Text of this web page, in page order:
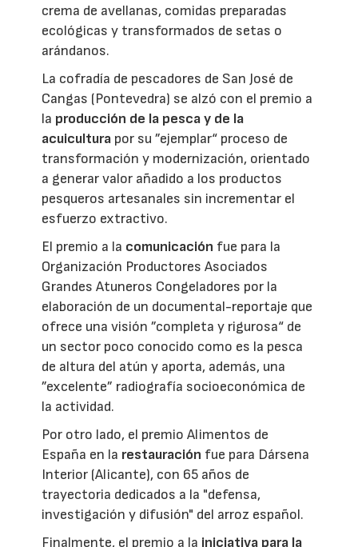
crema de avellanas, comidas preparadas
ecológicas y transformados de setas o
arándanos.
La cofradía de pescadores de San José de
Cangas (Pontevedra) se alzó con el premio a
la producción de la pesca y de la
acuicultura por su ”ejemplar“ proceso de
transformación y modernización, orientado
a generar valor añadido a los productos
pesqueros artesanales sin incrementar el
esfuerzo extractivo.
El premio a la comunicación fue para la
Organización Productores Asociados
Grandes Atuneros Congeladores por la
elaboración de un documental-reportaje que
ofrece una visión ”completa y rigurosa“ de
un sector poco conocido como es la pesca
de altura del atún y aporta, además, una
”excelente” radiografía socioeconómica de
la actividad.
Por otro lado, el premio Alimentos de
España en la restauración fue para Dársena
Interior (Alicante), con 65 años de
trayectoria dedicados a la "defensa,
investigación y difusión" del arroz español.
Finalmente, el premio a la iniciativa para la